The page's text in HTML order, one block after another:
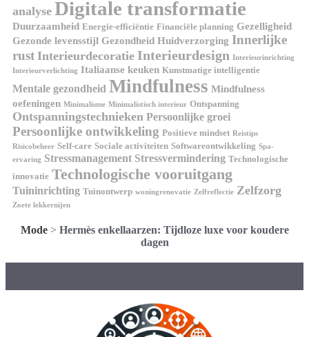
analyse Digitale transformatie
Duurzaamheid Energie-efficiëntie Financiële planning Gezelligheid
Gezonde levensstijl Gezondheid Huidverzorging Innerlijke
rust Interieurdecoratie Interieurdesign Interieurinrichting
Interieurverlichting Italiaanse keuken Kunstmatige intelligentie
Mentale gezondheid Mindfulness Mindfulness
oefeningen Minimalisme Minimalistisch interieur Ontspanning
Ontspanningstechnieken Persoonlijke groei
Persoonlijke ontwikkeling Positieve mindset Reistips
Risicobeheer Self-care Sociale activiteiten Softwareontwikkeling Spa-
ervaring Stressmanagement Stressvermindering Technologische
innovatie Technologische vooruitgang
Tuininrichting Tuinontwerp woningrenovatie Zelfreflectie Zelfzorg
Zoete lekkernijen
Mode> Hermès enkellaarzen: Tijdloze luxe voor koudere
dagen